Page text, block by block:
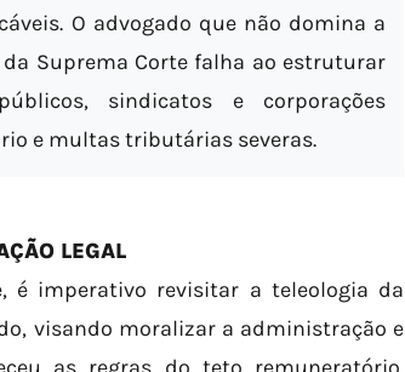
O advogado que não domina a
Suprema Corte falha ao estruturar
sindicatos e corporações
e multas tributárias severas.
LEGAL
é imperativo revisitar a teleologia da
visando moralizar a administração e